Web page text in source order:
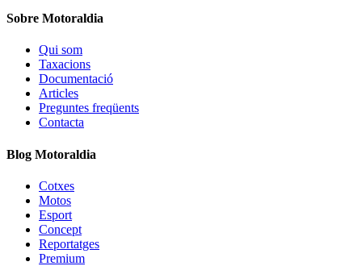
Sobre Motoraldia
Qui som
Taxacions
Documentació
Articles
Preguntes freqüents
Contacta
Blog Motoraldia
Cotxes
Motos
Esport
Concept
Reportatges
Premium